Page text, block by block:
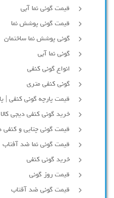
قیمت گونی نما آبی
قیمت گونی پوشش نما
گونی پوشش نما ساختمان
گونی نما آبی
انواع گونی کنفی
گونی کنفی متری
قیمت پارچه گونی کنفی |
خرید گونی کنفی دیجی کالا
قیمت گونی چتایی و کنفی
قیمت گونی نما ضد آفتاب
خرید گونی کنفی
قیمت روز گونی
قیمت گونی ضد آفتاب